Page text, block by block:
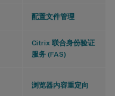
配置文件管理
Citrix 联合身份验证
服务 (FAS)
浏览器内容重定向